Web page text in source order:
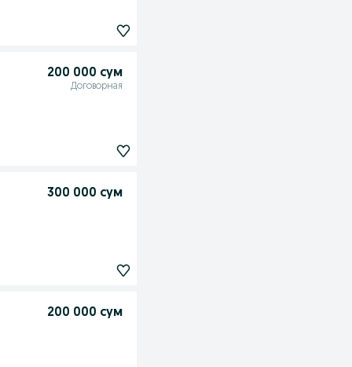
200 000 сум
Договорная
300 000 сум
200 000 сум